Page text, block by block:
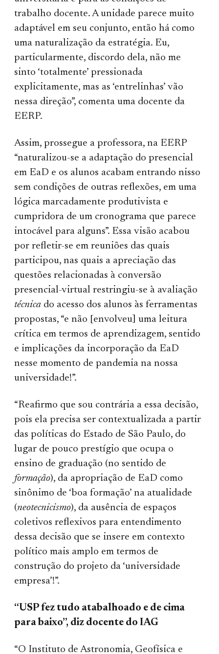
trabalho docente. A unidade parece muito
adaptável em seu conjunto, então há como
uma naturalização da estratégia. Eu,
particularmente, discordo dela, não me
sinto ‘totalmente’ pressionada
explicitamente, mas as ‘entrelinhas’ vão
nessa direção”, comenta uma docente da
EERP.
Assim, prossegue a professora, na EERP
“naturalizou-se a adaptação do presencial
em EaD e os alunos acabam entrando nisso
sem condições de outras reflexões, em uma
lógica marcadamente produtivista e
cumpridora de um cronograma que parece
intocável para alguns”. Essa visão acabou
por refletir-se em reuniões das quais
participou, nas quais a apreciação das
questões relacionadas à conversão
presencial-virtual restringiu-se à avaliação
técnica do acesso dos alunos às ferramentas
propostas, “e não [envolveu] uma leitura
crítica em termos de aprendizagem, sentido
e implicações da incorporação da EaD
nesse momento de pandemia na nossa
universidade!”.
“Reafirmo que sou contrária a essa decisão,
pois ela precisa ser contextualizada a partir
das políticas do Estado de São Paulo, do
lugar de pouco prestígio que ocupa o
ensino de graduação (no sentido de
formação), da apropriação de EaD como
sinônimo de ‘boa formação’ na atualidade
(neotecnicismo), da ausência de espaços
coletivos reflexivos para entendimento
dessa decisão que se insere em contexto
político mais amplo em termos de
construção do projeto da ‘universidade
empresa’!”.
“USP fez tudo atabalhoado e de cima
para baixo”, diz docente do IAG
“O Instituto de Astronomia, Geofísica e